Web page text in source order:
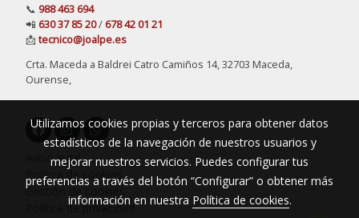
📞 988 463 694
📲 630 37 85 20/ 678 42 01 21
📩 tecnico@joalpe.es
Crta. Maceda a Baldrei Catro Camiños 14, 32703 Maceda,
Ourense,
Aviso legal
Política de cookies
Gestión de cookies
Política de privacidad
Utilizamos cookies propias y terceros para obtener datos
estadísticos de la navegación de nuestros usuarios y
mejorar nuestros servicios. Puedes configurar tus
preferencias a través del botón “Configurar” o obtener más
información en nuestra Política de cookies.